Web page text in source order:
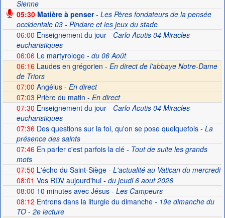
Sienne
05:30Matière à penser- Les Pères fondateurs de la pensée
occidentale 03 - Pindare et les jeux du stade
06:00 Enseignement du jour- Carlo Acutis 04 Miracles
eucharistiques
06:06Le martyrologe- du 06 Août
06:16 Laudes en grégorien - En direct de l'abbaye Notre-Dame
de Triors
07:00 Angélus - En direct
07:03 Prière du matin - En direct
07:30 Enseignement du jour- Carlo Acutis 04 Miracles
eucharistiques
07:36Des questions sur la foi, qu'on se pose quelquefois- La
présence des saints
07:46En parler c'est parfois la clé- Tout de suite les grands
mots
07:50 L'écho du Saint-Siège- L'actualité au Vatican du mercredi
08:01 Vos RDV aujourd'hui- du jeudi 6 aout 2026
08:00 10 minutes avec Jésus- Les Campeurs
08:12 Entrons dans la liturgie du dimanche- 19e dimanche du
TO - 2e lecture